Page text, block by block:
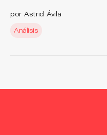
por Astrid Ávila
Análisis